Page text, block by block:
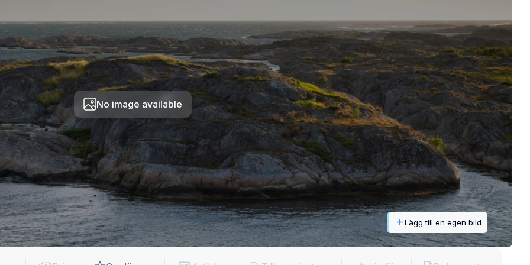
No image available
Lägg till en egen bild